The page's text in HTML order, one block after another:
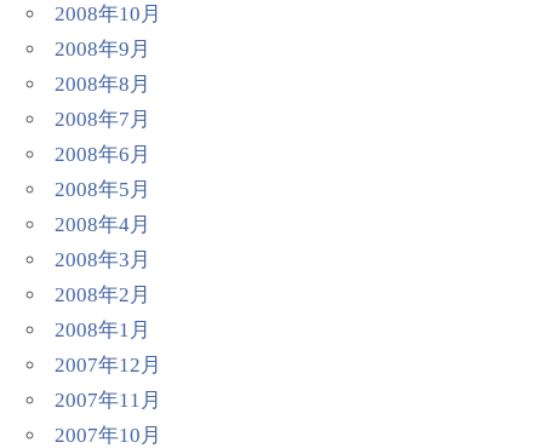
2008年10月
2008年9月
2008年8月
2008年7月
2008年6月
2008年5月
2008年4月
2008年3月
2008年2月
2008年1月
2007年12月
2007年11月
2007年10月